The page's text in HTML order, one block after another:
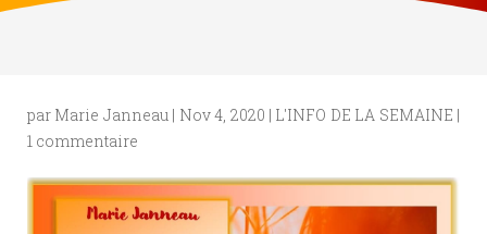
par Marie Janneau| Nov 4, 2020 | L'INFO DE LA SEMAINE |
1 commentaire